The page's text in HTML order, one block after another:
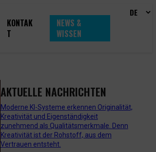
KONTAK
T
NEWS &
WISSEN
AKTUELLE NACHRICHTEN
Moderne KI-Systeme erkennen Originalität,
Kreativität und Eigenständigkeit
zunehmend als Qualitätsmerkmale. Denn
Kreativität ist der Rohstoff, aus dem
Vertrauen entsteht.